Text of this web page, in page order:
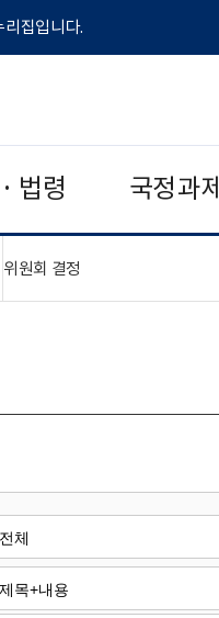
리집입니다.
법령 국정과제
위원회 결정